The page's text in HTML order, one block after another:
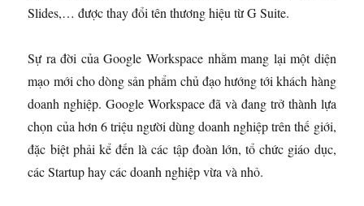
Slides,… được thay đổi tên thương hiệu từ G Suite.
Sự ra đời của Google Workspace nhằm mang lại một diện
mạo mới cho dòng sản phẩm chủ đạo hướng tới khách hàng
doanh nghiệp. Google Workspace đã và đang trở thành lựa
chọn của hơn 6 triệu người dùng doanh nghiệp trên thế giới,
đặc biệt phải kể đến là các tập đoàn lớn, tổ chức giáo dục,
các Startup hay các doanh nghiệp vừa và nhỏ.